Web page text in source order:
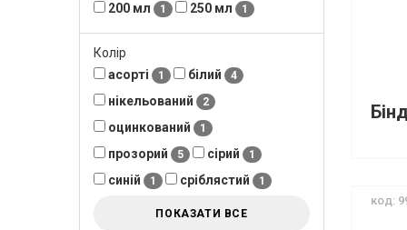
200 мл 1 250 мл 1
Колір
асорті
1 білий 4
нікельований 2
оцинкований 1
прозорий 5 сірий 1
синій 1 сріблястий 1
ПОКАЗАТИ ВСЕ
код: